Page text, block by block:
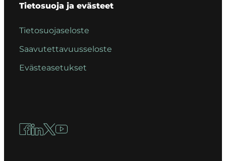
Tietosuoja ja evästeet
Tietosuojaseloste
Saavutettavuusseloste
Evästeasetukset
Facebook
LinkedIn
X YouTube